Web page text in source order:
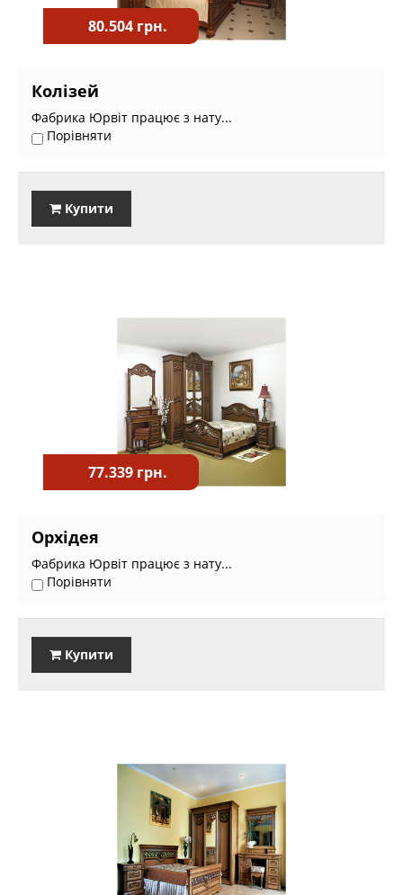
80.504 грн.
Колізей
Фабрика Юрвіт працює з нату...
Порівняти
Купити
77.339 грн.
Орхідея
Фабрика Юрвіт працює з нату...
Порівняти
Купити